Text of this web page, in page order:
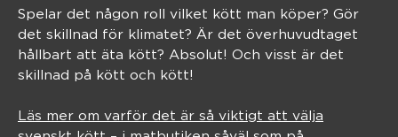
Spelar det någon roll vilket kött man köper? Gör
det skillnad för klimatet? Är det överhuvudtaget
hållbart att äta kött? Absolut! Och visst är det
skillnad på kött och kött!
Läs mer om varför det är så viktigt att välja